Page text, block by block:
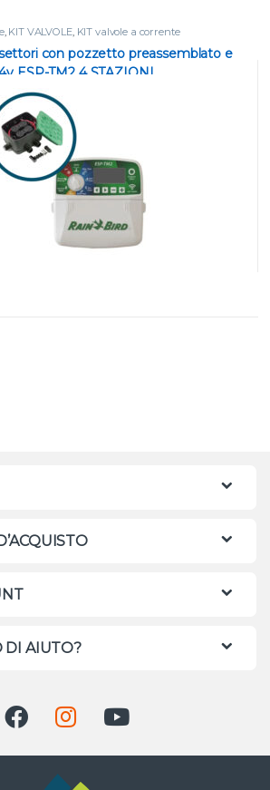
, KIT VALVOLE, KIT valvole a corrente
con pozzetto preassemblato e
ESP-TM2 4 STAZIONI
DI AIUTO?